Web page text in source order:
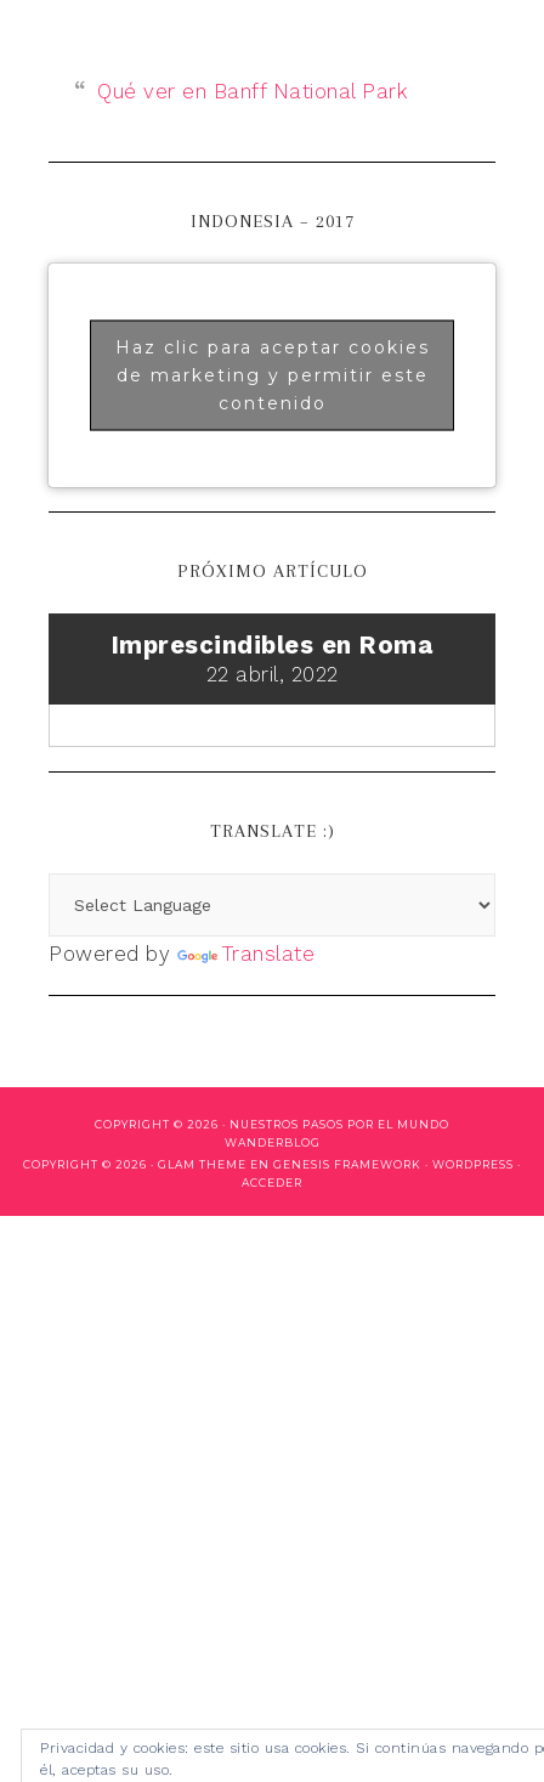
Qué ver en Banff National Park
INDONESIA – 2017
Haz clic para aceptar cookies
de marketing y permitir este
contenido
PRÓXIMO ARTÍCULO
Imprescindibles en Roma
22 abril, 2022
TRANSLATE :)
Powered by Translate
COPYRIGHT © 2026 · NUESTROS PASOS POR EL MUNDO
WANDERBLOG
COPYRIGHT © 2026 · GLAM THEME EN GENESIS FRAMEWORK · WORDPRESS ·
ACCEDER
Privacidad y cookies: este sitio usa cookies. Si continúas navegando
él, aceptas su uso.